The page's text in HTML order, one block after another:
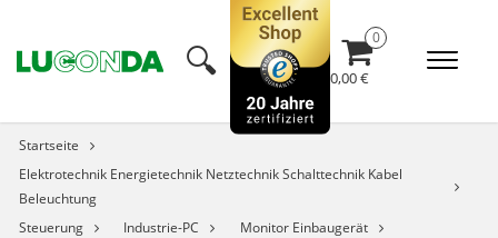
🔍︎ 0,00 €
Startseite
Elektrotechnik Energietechnik Netztechnik Schalttechnik Kabel
Beleuchtung
Steuerung
Industrie-PC
Monitor Einbaugerät